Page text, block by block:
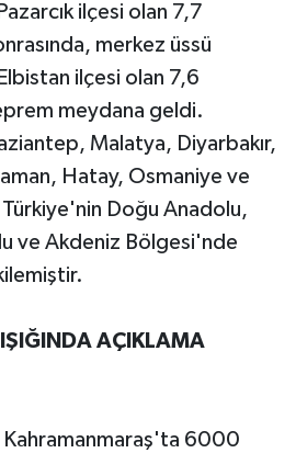
ilçesi olan 7,7
merkez üssü
ilçesi olan 7,6
meydana geldi.
Malatya, Diyarbakır,
Hatay, Osmaniye ve
Doğu Anadolu,
ve Akdeniz Bölgesi'nde
IŞIĞINDA AÇIKLAMA
Kahramanmaraş'ta 6000